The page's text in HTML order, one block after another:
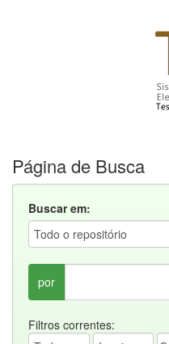
Página de Busca
Buscar em:
por
Filtros correntes: